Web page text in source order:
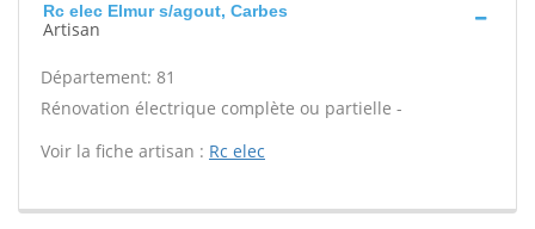
Rc elec Elmur s/agout, Carbes
Artisan
Département: 81
Rénovation électrique complète ou partielle -
Voir la fiche artisan : Rc elec